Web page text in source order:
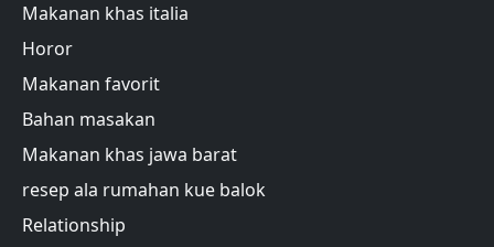
Makanan khas italia
Horor
Makanan favorit
Bahan masakan
Makanan khas jawa barat
resep ala rumahan kue balok
Relationship